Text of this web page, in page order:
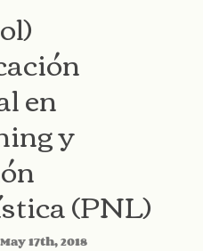
en
y
(PNL)
17th, 2018